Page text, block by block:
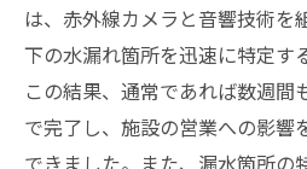
は、赤外線カメラと音響技術を
下の水漏れ箇所を迅速に特定す
この結果、通常であれば数週間
で完了し、施設の営業への影響
できました。また、漏水箇所の